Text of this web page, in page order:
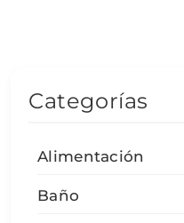
Categorías
Alimentación
Baño